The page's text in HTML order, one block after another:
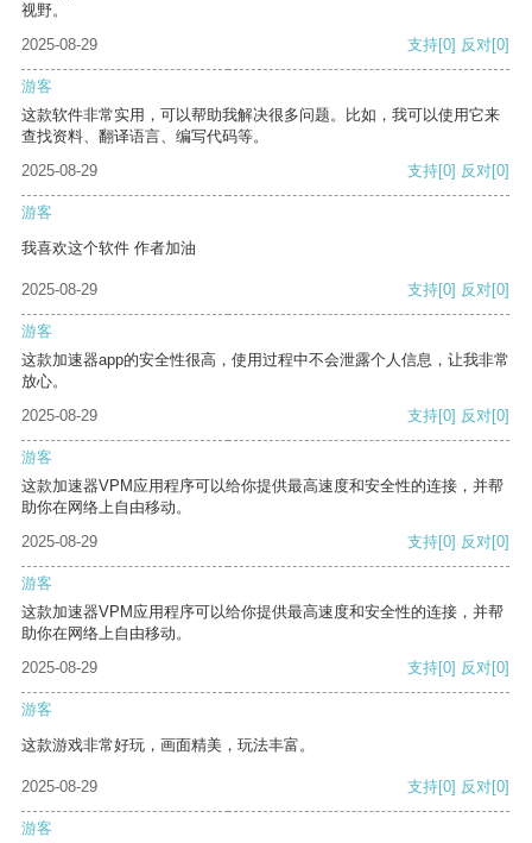
视野。
2025-08-29
支持[0] 反对[0]
游客
这款软件非常实用，可以帮助我解决很多问题。比如，我可以使用它来
查找资料、翻译语言、编写代码等。
2025-08-29
支持[0] 反对[0]
游客
我喜欢这个软件 作者加油
2025-08-29 支持[0] 反对[0]
游客
这款加速器app的安全性很高，使用过程中不会泄露个人信息，让我非常
放心。
2025-08-29
支持[0] 反对[0]
游客
这款加速器VPM应用程序可以给你提供最高速度和安全性的连接，并帮
助你在网络上自由移动。
2025-08-29
支持[0] 反对[0]
游客
这款加速器VPM应用程序可以给你提供最高速度和安全性的连接，并帮
助你在网络上自由移动。
2025-08-29
支持[0] 反对[0]
游客
这款游戏非常好玩，画面精美，玩法丰富。
2025-08-29 支持[0] 反对[0]
游客